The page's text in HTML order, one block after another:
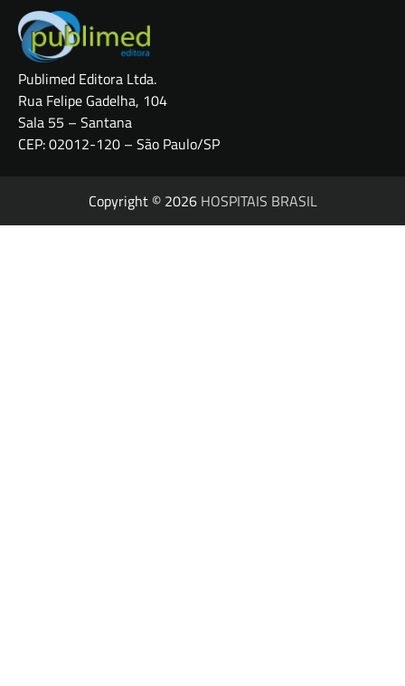
Publimed Editora Ltda.
Rua Felipe Gadelha, 104
Sala 55 – Santana
CEP: 02012-120 – São Paulo/SP
Copyright © 2026 HOSPITAIS BRASIL